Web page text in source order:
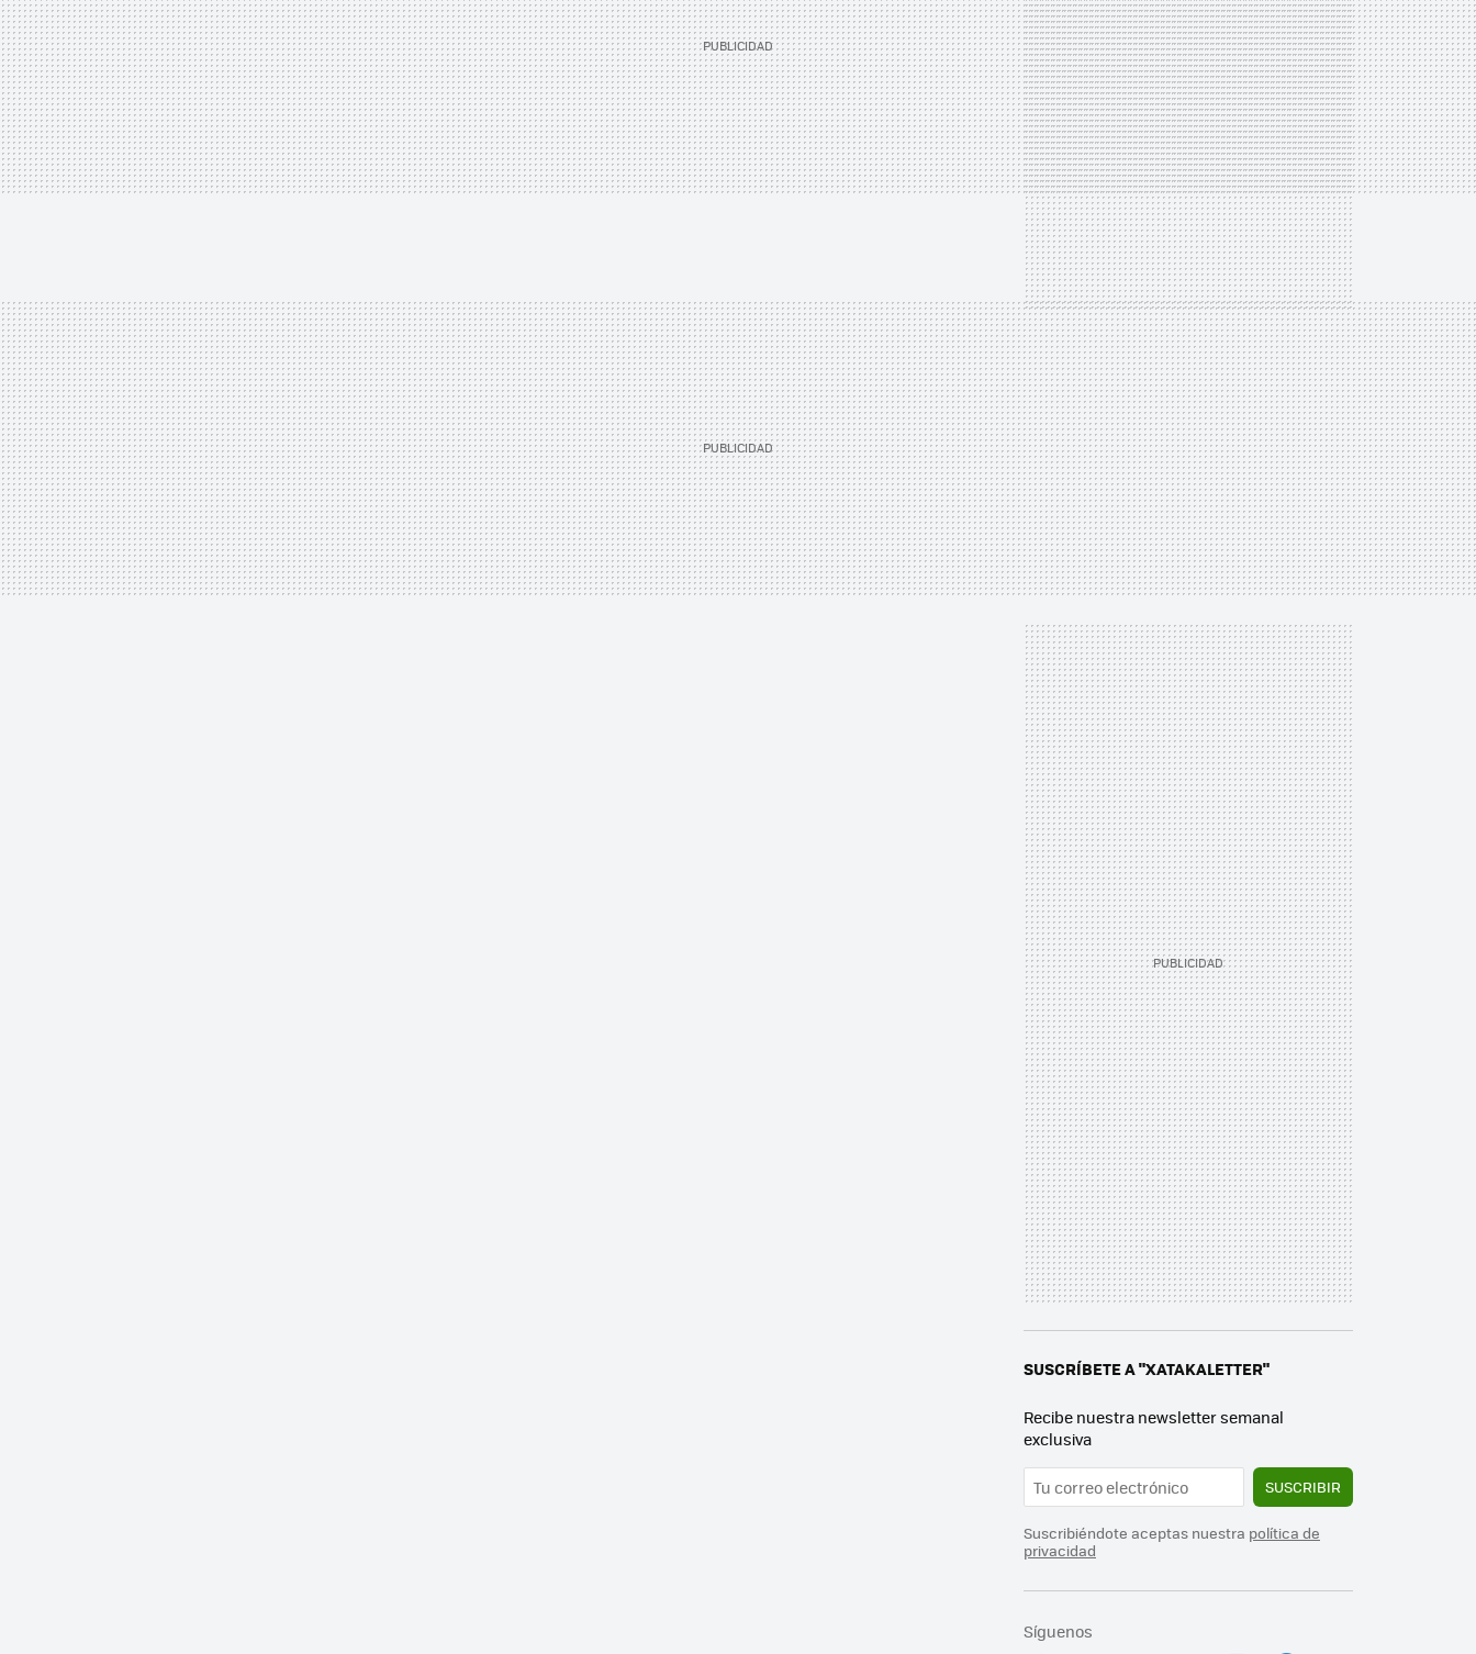
SUSCRÍBETE A "XATAKALETTER"
Recibe nuestra newsletter semanal
exclusiva
SUSCRIBIR
Suscribiéndote aceptas nuestra política de
privacidad
Síguenos